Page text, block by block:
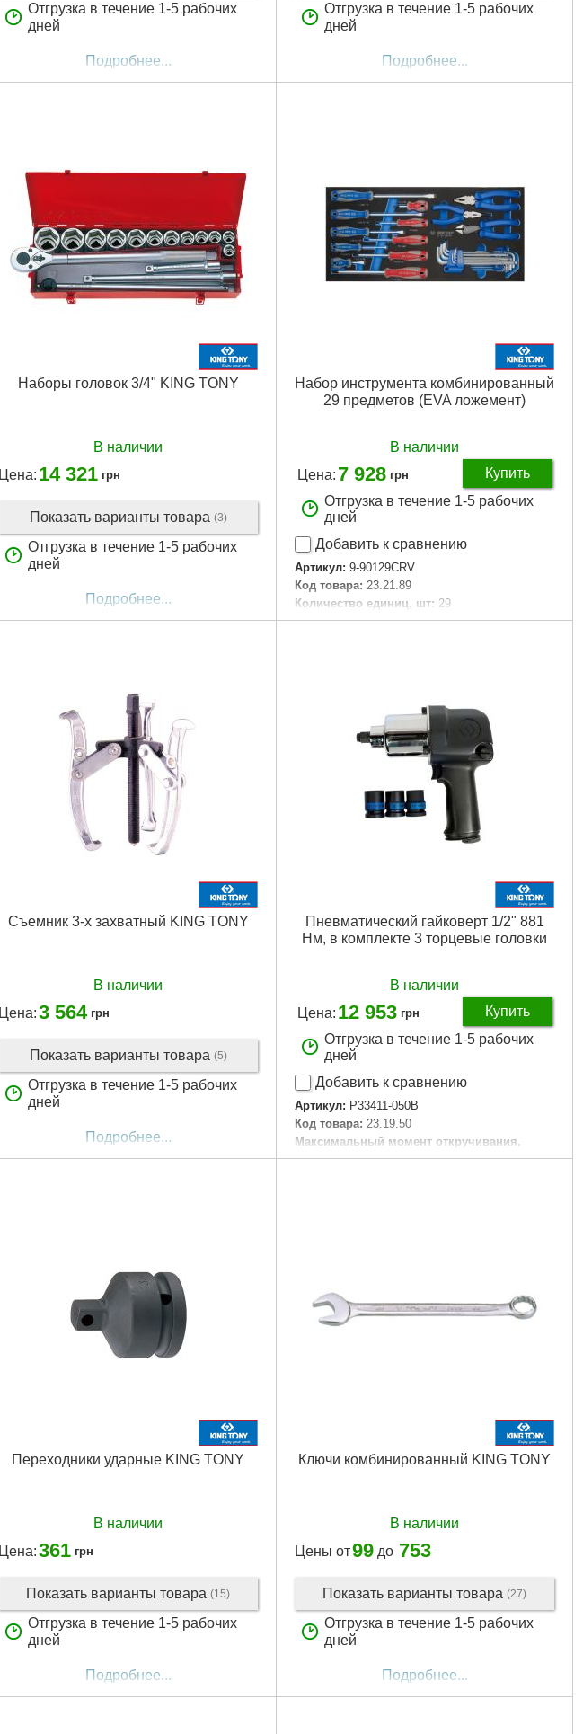
Отгрузка в течение 1-5 рабочих
дней
Подробнее...
Отгрузка в течение 1-5 рабочих
дней
Подробнее...
Наборы головок 3/4" KING TONY
В наличии
Цена: 14 321 грн
Показать варианты товара (3)
Отгрузка в течение 1-5 рабочих
дней
Подробнее...
Набор инструмента комбинированный
29 предметов (EVA ложемент)
В наличии
Цена: 7 928 грн
Купить
Отгрузка в течение 1-5 рабочих
дней
Добавить к сравнению
Артикул: 9-90129CRV
Код товара: 23.21.89
Количество единиц, шт: 29
Количество инструментов в наборе: 29 шт
Подробнее...
Съемник 3-х захватный KING TONY
В наличии
Цена:3 564 грн
Показать варианты товара (5)
Отгрузка в течение 1-5 рабочих
дней
Подробнее...
Пневматический гайковерт 1/2" 881
Нм, в комплекте 3 торцевые головки
В наличии
Цена: 12 953 грн
Купить
Отгрузка в течение 1-5 рабочих
дней
Добавить к сравнению
Артикул: P33411-050B
Код товара: 23.19.50
Максимальный момент откручивания,
Нм: 881
Переходники ударные KING TONY
В наличии
Цена:361 грн
Показать варианты товара (15)
Отгрузка в течение 1-5 рабочих
дней
Подробнее...
Ключи комбинированный KING TONY
В наличии
Цены от99 до 753
Показать варианты товара (27)
Отгрузка в течение 1-5 рабочих
дней
Подробнее...